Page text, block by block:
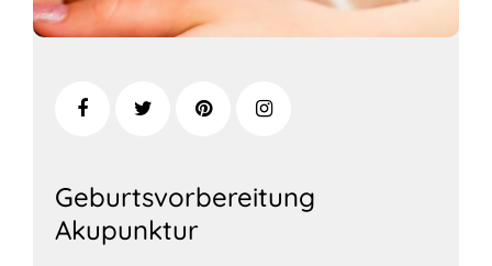
Geburtsvorbereitung
Akupunktur